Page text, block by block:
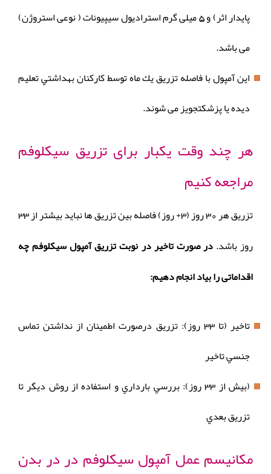
پایدار اثر) و 5 میلی گرم استراديول سيپيونات ( نوعی استروژن)
می باشد.
این آمپول با فاصله تزريق يك ماه توسط كاركنان بهداشتي تعليم
ديده يا پزشكتجویز می شوند.
هر چند وقت یکبار برای تزریق سیکلوفم
مراجعه کنیم
تزريق هر 30 روز (3+ روز) فاصله بين تزريق ها نبايد بيشتر از 33
روز باشد.در صورت تاخیر در نوبت تزریق آمپول سیکلوفم چه
اقداماتی را بیاد انجام دهیم:
تاخير (تا 33 روز): تزریق درصورت اطمينان از نداشتن تماس
جنسي تاخير
(بيش از 33 روز): بررسي بارداري و استفاده از روش ديگر تا
تزريق بعدي
مکانیسم عمل آمپول سیکلوفم در در بدن